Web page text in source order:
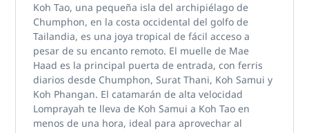
Koh Tao, una pequeña isla del archipiélago de
Chumphon, en la costa occidental del golfo de
Tailandia, es una joya tropical de fácil acceso a
pesar de su encanto remoto. El muelle de Mae
Haad es la principal puerta de entrada, con ferris
diarios desde Chumphon, Surat Thani, Koh Samui y
Koh Phangan. El catamarán de alta velocidad
Lomprayah te lleva de Koh Samui a Koh Tao en
menos de una hora, ideal para aprovechar al